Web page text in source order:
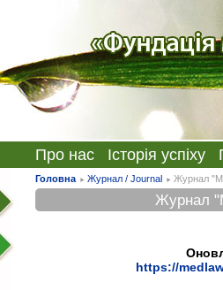
Про нас Історія успіху
Головна Журнал / Journal Журнал
Журнал
https://